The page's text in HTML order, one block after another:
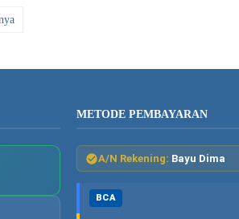
METODE PEMBAYARAN
A/N Rekening: Bayu Dima
BCA